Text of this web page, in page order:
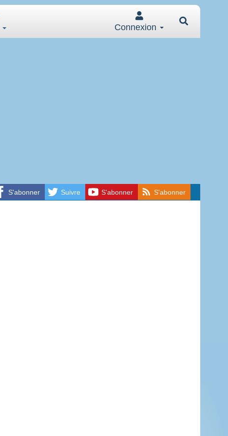
Connexion
S'abonner Suivre S'abonner S'abonner